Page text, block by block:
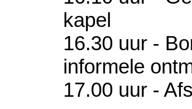
kapel
16.30 uur -
informele
17.00 uur -